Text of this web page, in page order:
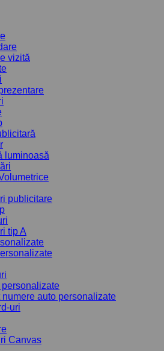
vizită
luminoasă
publicitare
tip A
personalizate
numere auto personalizate
uri
Canvas